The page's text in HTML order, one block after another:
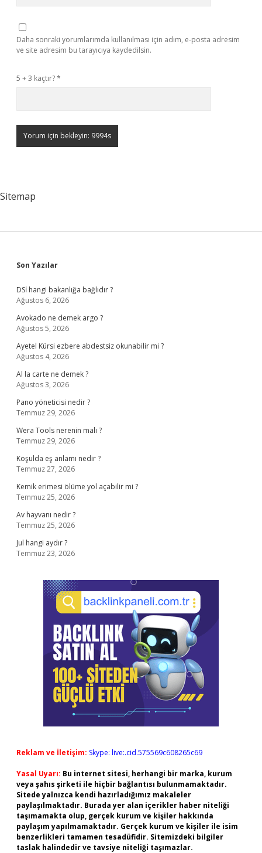
Daha sonraki yorumlarımda kullanılması için adım, e-posta adresim
ve site adresim bu tarayıcıya kaydedilsin.
5 + 3 kaçtır?*
Sitemap
Sidebar
Son Yazılar
DSİ hangi bakanlığa bağlıdır ?
Ağustos 6, 2026
Avokado ne demek argo ?
Ağustos 5, 2026
Ayetel Kürsi ezbere abdestsiz okunabilir mi ?
Ağustos 4, 2026
Al la carte ne demek ?
Ağustos 3, 2026
Pano yöneticisi nedir ?
Temmuz 29, 2026
Wera Tools nerenin malı ?
Temmuz 29, 2026
Koşulda eş anlamı nedir ?
Temmuz 27, 2026
Kemik erimesi ölüme yol açabilir mi ?
Temmuz 25, 2026
Av hayvanı nedir ?
Temmuz 25, 2026
Jul hangi aydır ?
Temmuz 23, 2026
Reklam ve İletişim: Skype: live:.cid.575569c608265c69
Yasal Uyarı: Bu internet sitesi, herhangi bir marka, kurum
veya şahıs şirketi ile hiçbir bağlantısı bulunmamaktadır.
Sitede yalnızca kendi hazırladığımız makaleler
paylaşılmaktadır. Burada yer alan içerikler haber niteliği
taşımamakta olup, gerçek kurum ve kişiler hakkında
paylaşım yapılmamaktadır. Gerçek kurum ve kişiler ile isim
benzerlikleri tamamen tesadüfidir. Sitemizdeki bilgiler
taslak halindedir ve tavsiye niteliği taşımazlar.